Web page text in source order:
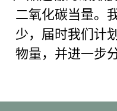
二氧化碳当量。
少，届时我们计
物量，并进一步